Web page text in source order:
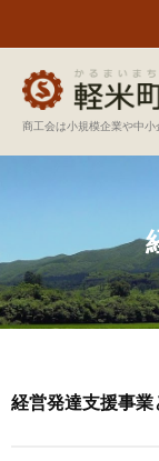
ン
プ
軽
米
工
会
商工会は小規模企業や中小
経
経営発達支援事業
町
商
工
会